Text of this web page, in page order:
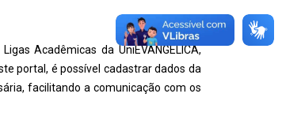
Acadêmicas da UniEVANGÉLICA,
portal, é possível cadastrar dados da
facilitando a comunicação com os